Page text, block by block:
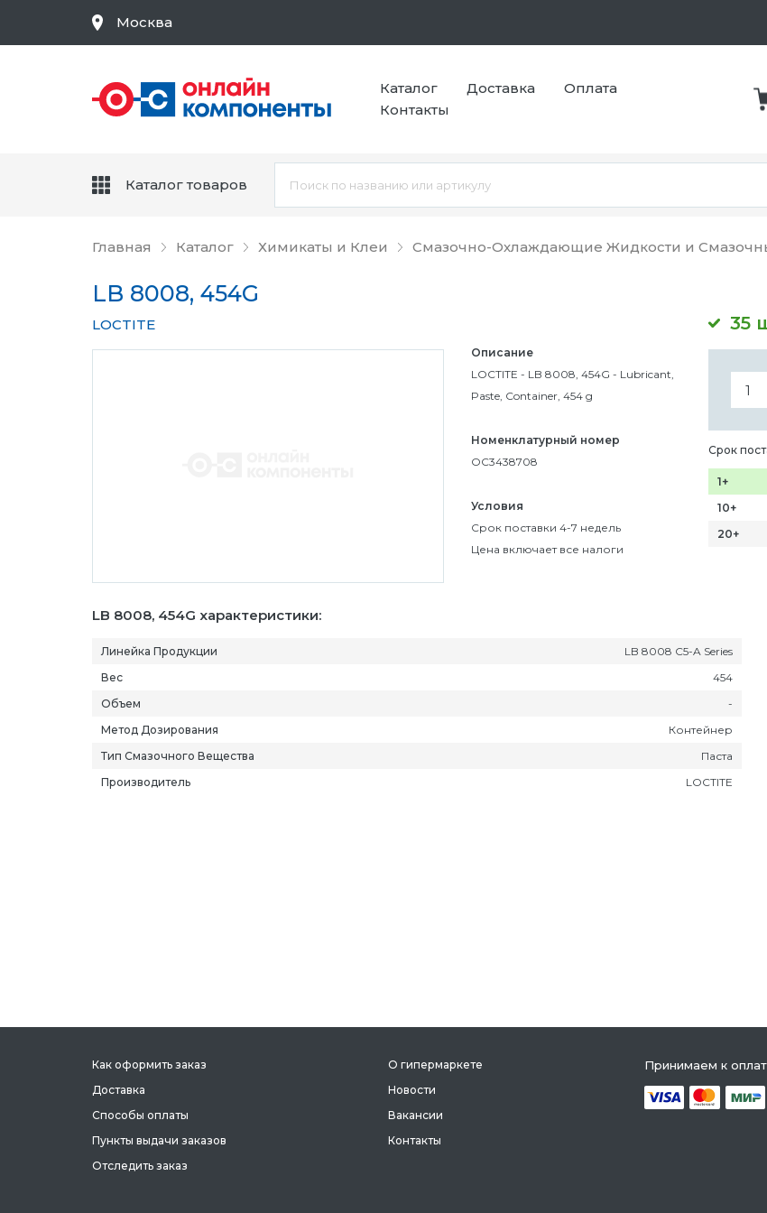
Главная Каталог Химикаты и Клеи Смазочно-Охлаждающие Жидкости и
LB 8008, 454G
LOCTITE 35
Описание
LOCTITE - LB 8008, 454G - Lubricant,
Paste, Container, 454 g
Номенклатурный номер
OC3438708
Условия
Срок поставки 4-7 недель
Цена включает все налоги
Срок
1+
10+
20+
LB 8008, 454G характеристики:
Линейка Продукции
LB 8008 C5-A Series
Вес
454
Объем
-
Метод Дозирования
Контейнер
Тип Смазочного Вещества
Паста
Производитель
LOCTITE
Москва
Каталог Доставка
Оплата
Контакты
Каталог товаров
Как оформить заказ
Доставка
Способы оплаты
Пункты выдачи заказов
Отследить заказ
О гипермаркете
Новости
Вакансии
Контакты
Принимаем к